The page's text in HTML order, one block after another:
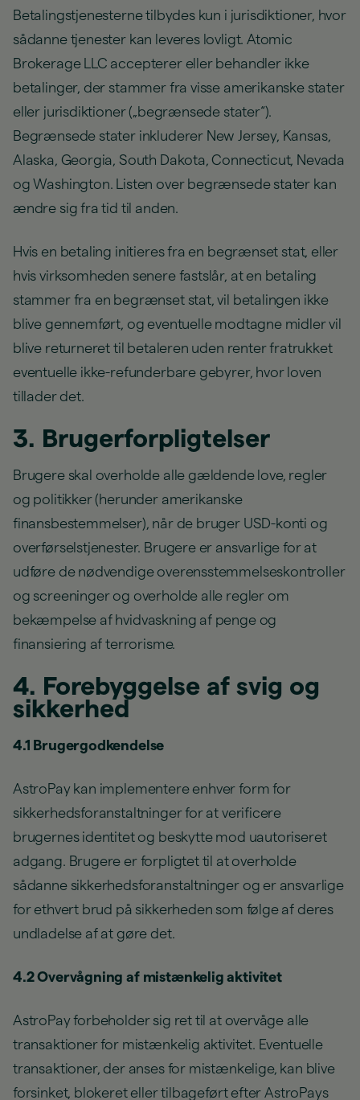
Betalingstjenesterne tilbydes kun i jurisdiktioner, hvor
sådanne tjenester kan leveres lovligt. Atomic
Brokerage LLC accepterer eller behandler ikke
betalinger, der stammer fra visse amerikanske stater
eller jurisdiktioner („begrænsede stater“).
Begrænsede stater inkluderer New Jersey, Kansas,
Alaska, Georgia, South Dakota, Connecticut, Nevada
og Washington. Listen over begrænsede stater kan
ændre sig fra tid til anden.
Hvis en betaling initieres fra en begrænset stat, eller
hvis virksomheden senere fastslår, at en betaling
stammer fra en begrænset stat, vil betalingen ikke
blive gennemført, og eventuelle modtagne midler vil
blive returneret til betaleren uden renter fratrukket
eventuelle ikke-refunderbare gebyrer, hvor loven
tillader det.
3. Brugerforpligtelser
Brugere skal overholde alle gældende love, regler
og politikker (herunder amerikanske
finansbestemmelser), når de bruger USD-konti og
overførselstjenester. Brugere er ansvarlige for at
udføre de nødvendige overensstemmelseskontroller
og screeninger og overholde alle regler om
bekæmpelse af hvidvaskning af penge og
finansiering af terrorisme.
4. Forebyggelse af svig og
sikkerhed
4.1 Brugergodkendelse
AstroPay kan implementere enhver form for
sikkerhedsforanstaltninger for at verificere
brugernes identitet og beskytte mod uautoriseret
adgang. Brugere er forpligtet til at overholde
sådanne sikkerhedsforanstaltninger og er ansvarlige
for ethvert brud på sikkerheden som følge af deres
undladelse af at gøre det.
4.2 Overvågning af mistænkelig aktivitet
AstroPay forbeholder sig ret til at overvåge alle
transaktioner for mistænkelig aktivitet. Eventuelle
transaktioner, der anses for mistænkelige, kan blive
forsinket, blokeret eller tilbageført efter AstroPays